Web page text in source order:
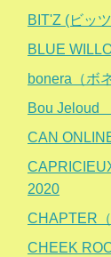
BIT'Z (ビッ
BLUE
bonera（ボ
Bou Jeloud
CAN
2020
CHAPTER
CHEEK